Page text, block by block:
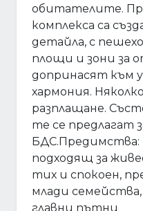
обитателите.
комплекса са
детайла, с
площи и зони за
допринасят към
хармония.
разплащане.
те се предлагат
БДС.Предимства:
подходящ за
тих и спокоен,
млади
главни пътни